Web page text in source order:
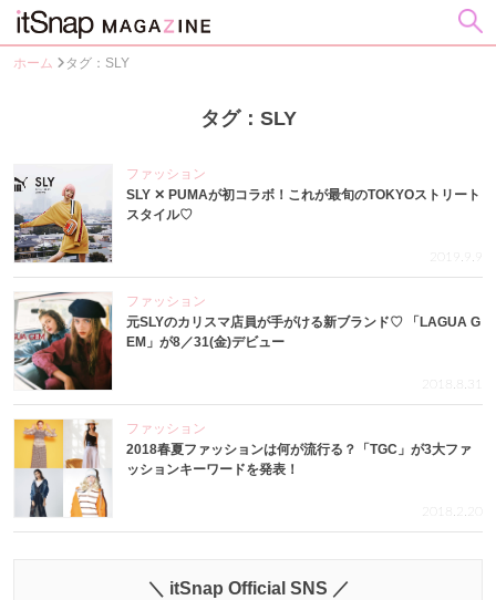
ホーム タグ：SLY
タグ：SLY
ファッション
SLY ✕ PUMAが初コラボ！これが最旬のTOKYOストリート
スタイル♡
2019.9.9
ファッション
元SLYのカリスマ店員が手がける新ブランド♡ 「LAGUA G
EM」が8／31(金)デビュー
2018.8.31
ファッション
2018春夏ファッションは何が流行る？「TGC」が3大ファ
ッションキーワードを発表！
2018.2.20
＼ itSnap Official SNS ／